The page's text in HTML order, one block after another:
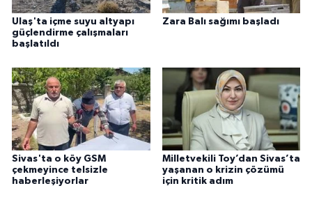
Ulaş'ta içme suyu altyapı
güçlendirme çalışmaları
başlatıldı
Zara Balı sağımı başladı
Sivas'ta o köy GSM
çekmeyince telsizle
haberleşiyorlar
Milletvekili Toy’dan Sivas’ta
yaşanan o krizin çözümü
için kritik adım